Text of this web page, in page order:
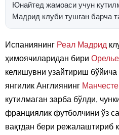
Юнайтед жамоаси учун
Мадрид клуби тушган барча
Испаниянинг Реал Мадрид
ҳимоячиларидан бири
келишувни узайтириш бўйича
янгилик Англиянинг
кутилмаган зарба бўлди,
франциялик футболчини ўз
вақтдан бери режалаштириб